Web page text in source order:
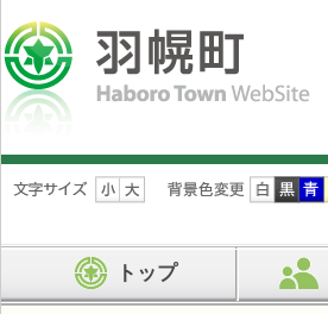
ナ
ビ
ン
トップ